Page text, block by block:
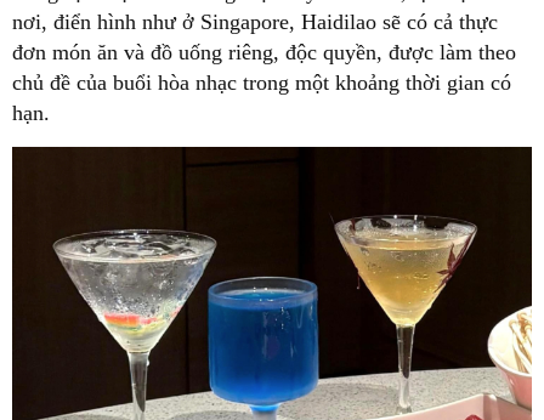
nơi, điển hình như ở Singapore, Haidilao sẽ có cả thực
đơn món ăn và đồ uống riêng, độc quyền, được làm theo
chủ đề của buổi hòa nhạc trong một khoảng thời gian có
hạn.